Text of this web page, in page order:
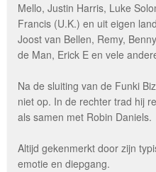
Mello, Justin Harris, Luke
Francis (U.K.) en uit eigen
Joost van Bellen, Remy,
de Man, Erick E en vele
Na de sluiting van de Funki
niet op. In de rechter trad hij
als samen met Robin Daniels.
Altijd gekenmerkt door zijn
emotie en diepgang.